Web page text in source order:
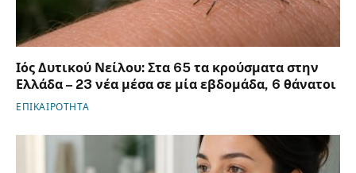
Ιός Δυτικού Νείλου: Στα 65 τα κρούσματα στην
Ελλάδα – 23 νέα μέσα σε μία εβδομάδα, 6 θάνατοι
ΕΠΙΚΑΙΡΟΤΗΤΑ